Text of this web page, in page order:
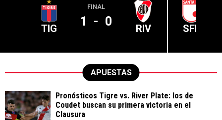
TIG
FINAL
1 - 0 RIV SFE
APUESTAS
Pronósticos Tigre vs. River Plate: los de
Coudet buscan su primera victoria en el
Clausura